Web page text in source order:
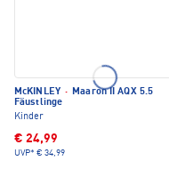
McKINLEY · Maaron II AQX 5.5
Fäustlinge
Kinder
€ 24,99
UVP* € 34,99